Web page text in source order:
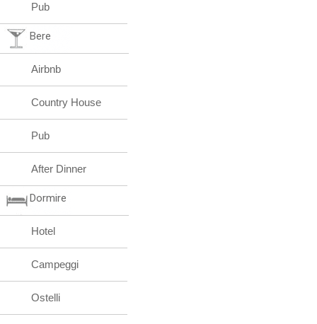
Pub
Bere
Airbnb
Country House
Pub
After Dinner
Dormire
Hotel
Campeggi
Ostelli